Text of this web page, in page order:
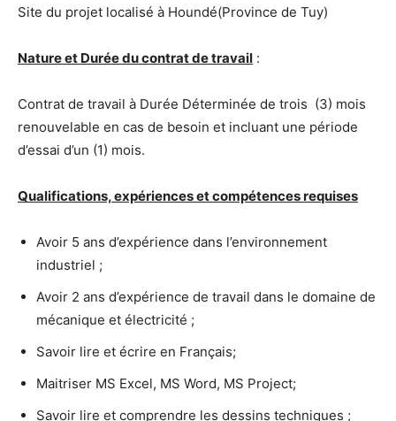
Site du projet localisé à Houndé(Province de Tuy)
Nature et Durée du contrat de travail :
Contrat de travail à Durée Déterminée de trois (3) mois
renouvelable en cas de besoin et incluant une période
d’essai d’un (1) mois.
Qualifications, expériences et compétences requises
Avoir 5 ans d’expérience dans l’environnement
industriel ;
Avoir 2 ans d’expérience de travail dans le domaine de
mécanique et électricité ;
Savoir lire et écrire en Français;
Maitriser MS Excel, MS Word, MS Project;
Savoir lire et comprendre les dessins techniques ;